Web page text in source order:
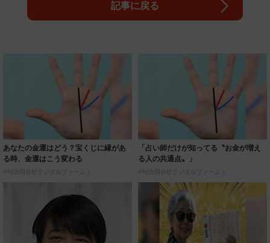
記事に戻る
あなたの金運はどう？宝くじに縁があ
る時、金運はこう変わる
PR(合同会社デジタルファーム )
「占い師だけが知ってる〝お金が増え
る人の共通点〟」
PR(合同会社デジタルファーム )